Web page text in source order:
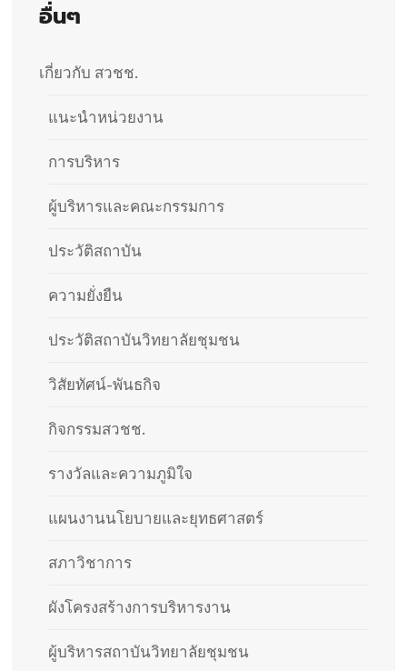
อื่นๆ
เกี่ยวกับ สวชช.
แนะนำหน่วยงาน
การบริหาร
ผู้บริหารและคณะกรรมการ
ประวัติสถาบัน​
ความยั่งยืน
ประวัติสถาบันวิทยาลัยชุมชน
วิสัยทัศน์-พันธกิจ
กิจกรรมสวชช.
รางวัลและความภูมิใจ
แผนงานนโยบายและยุทธศาสตร์
สภาวิชาการ
ผังโครงสร้างการบริหารงาน
ผู้บริหารสถาบันวิทยาลัยชุมชน